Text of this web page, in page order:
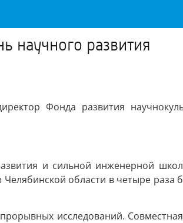
научного развития
Фонда развития
и сильной инженерной
области в четыре
исследований.